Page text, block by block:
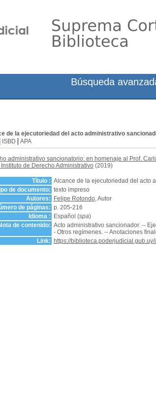
de la ejecutoriedad del acto administrativo
ISBD APA
administrativo sancionatorio: en homenaje al Prof.
Instituto de Derecho Administrativo(2019)
Título : Alcance de la ejecutoriedad del acto
de documento: texto impreso
Autores:
Felipe Rotondo, Autor
de páginas: p. 205-216
Idioma :
Español (spa)
de contenido: Acto administrativo sancionador. --
- Otros regímenes. -- Anotaciones
Link:
https://
Búsqueda